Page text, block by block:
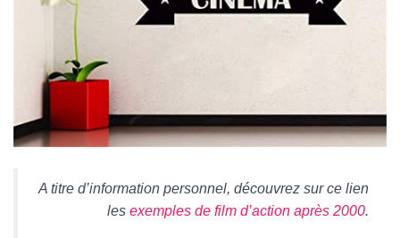
A titre d’information personnel, découvrez sur ce lien
les exemples de film d’action après 2000.